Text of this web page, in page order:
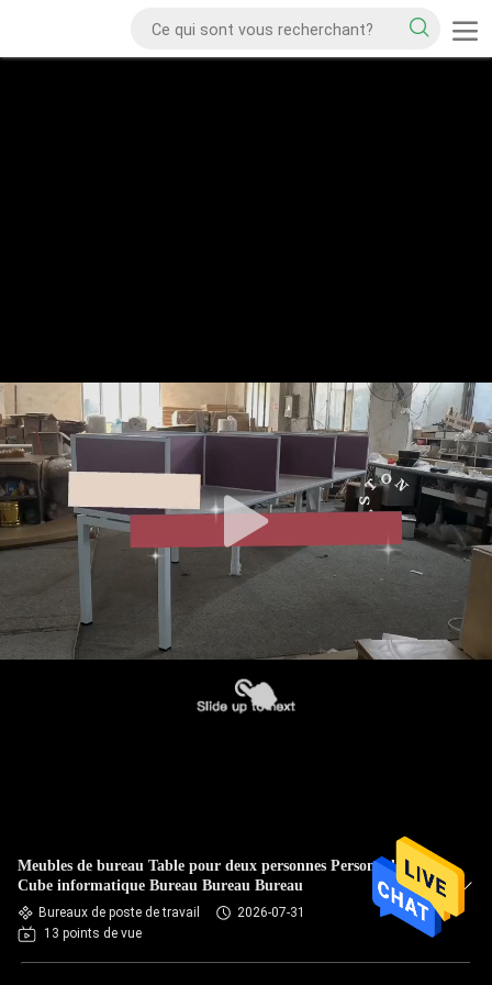
Meubles de bureau Table pour deux personnes Personnel
Cube informatique Bureau Bureau Bureau
Bureaux de poste de travail
2026-07-31
13 points de vue